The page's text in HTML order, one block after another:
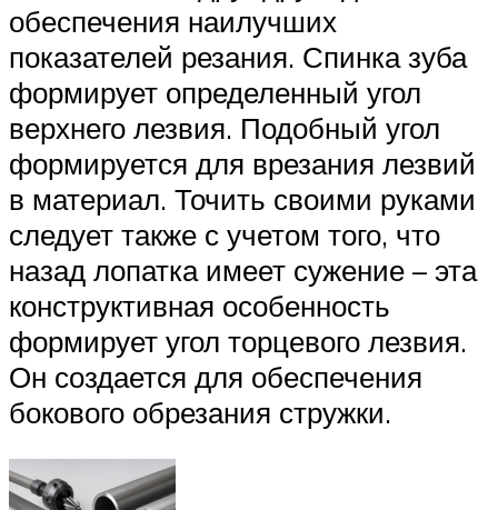
обеспечения наилучших
показателей резания. Спинка зуба
формирует определенный угол
верхнего лезвия. Подобный угол
формируется для врезания лезвий
в материал. Точить своими руками
следует также с учетом того, что
назад лопатка имеет сужение – эта
конструктивная особенность
формирует угол торцевого лезвия.
Он создается для обеспечения
бокового обрезания стружки.